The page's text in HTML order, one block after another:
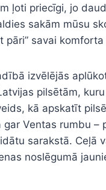
ļoti priecīgi, jo
sakām mūsu
savai komforta
izvēlējās
pilsētām,
kā apskatīt
Ventas rumbu
sarakstā. Ceļā
noslēgumā